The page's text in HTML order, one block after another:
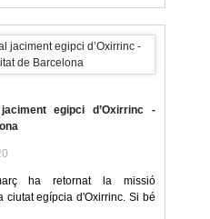
egipci d’Oxirrinc -
ha retornat la missió
ciutat egípcia d'Oxirrinc. Si bé